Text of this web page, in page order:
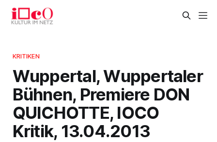
KRITIKEN
Wuppertal, Wuppertaler
Bühnen, Premiere DON
QUICHOTTE, IOCO
Kritik, 13.04.2013